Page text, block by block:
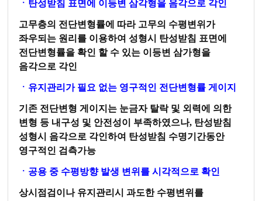
ㆍ탄성받침 표면에 이등변 삼각형을 음각으로 각인
고무층의 전단변형률에 따라 고무의 수평변위가
좌우되는 원리를 이용하여 성형시 탄성받침 표면에
전단변형률을 확인 할 수 있는 이등변 삼가형을
음각으로 각인
ㆍ유지관리가 필요 없는 영구적인 전단변형률 게이지
기존 전단변형 게이지는 눈금자 탈락 및 외력에 의한
변형 등 내구성 및 안전성이 부족하였으나, 탄성받침
성형시 음각으로 각인하여 탄성받침 수명기간동안
영구적인 검측가능
ㆍ공용 중 수평방향 발생 변위를 시각적으로 확인
상시점검이나 유지관리시 과도한 수평변위를